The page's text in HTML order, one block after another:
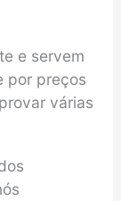
e servem
por preços
várias